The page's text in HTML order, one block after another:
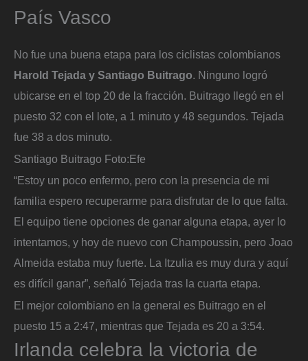
País Vasco
No fue una buena etapa para los ciclistas colombianos
Harold Tejada y Santiago Buitrago. Ninguno logró
ubicarse en el top 20 de la fracción. Buitrago llegó en el
puesto 32 con el lote, a 1 minuto y 48 segundos. Tejada
fue 38 a dos minuto.
Santiago Buitrago Foto:Efe
“Estoy un poco enfermo, pero con la presencia de mi
familia espero recuperarme para disfrutar de lo que falta.
El equipo tiene opciones de ganar alguna etapa, ayer lo
intentamos, y hoy de nuevo con Champoussin, pero Joao
Almeida estaba muy fuerte. La Itzulia es muy dura y aquí
es difícil ganar”, señaló Tejada tras la cuarta etapa.
El mejor colombiano en la general es Buitrago en el
puesto 15 a 2:47, mientras que Tejada es 20 a 3:54.
Irlanda celebra la victoria de